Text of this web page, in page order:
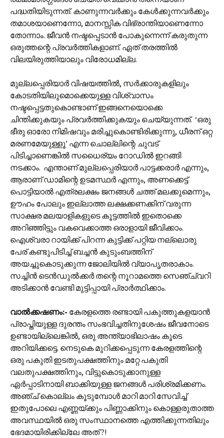
പദ്ധതിയിടുന്നത്. കാണുന്നവർക്കും കേൾക്കുന്നവർക്കും
തമാശയാണെന്നോ, മാനസ്സിക വിഭ്രാന്തിയാണെന്നോ
തോന്നാം. ജീവൻ നഷ്ടപ്പെടാൻ പോകുന്നെന്ന് കരുതുന്ന
ഒരുത്തന്റെ പ്രവർത്തികളാണ്. ഏത് തരത്തിൽ
വിലയിരുത്തിയാലും വിരോധമില്ല.
മുല്ലപ്പെരിയാർ വിഷയത്തിൽ, സർക്കാരുകളിലും
കോടതിയിലുമൊക്കെയുള്ള വിശ്വാസം
നഷ്ടപ്പെട്ടതുകൊണ്ടാണ് ഇങ്ങനെയൊക്കെ
ചിന്തിക്കുകയും പ്രവർത്തിക്കുകയും ചെയ്യുന്നത്. ‘ഒരു
ഭീരു ഓരോ നിമിഷവും മരിച്ചുകൊണ്ടിരിക്കുന്നു, ധീരന് ഒറ്റ
മരണമേയുള്ളൂ’ എന്ന ചൊല്ലിന്റെ ചുവട്
പിടിച്ചാണെങ്കിൽ സധൈര്യം റോഡിൽ ഇറങ്ങി
നടക്കാം. എന്താണ് മുല്ലപ്പെരിയാർ പാട്ടക്കരാർ എന്നും,
ആരാണ് ഡാമിന്റെ ഉടമസ്ഥർ എന്നും, അണക്കെട്ട്
പൊട്ടിയാൽ എത്രലക്ഷം ജനങ്ങൾ ചത്ത് മലക്കുമെന്നും,
ഊഹം പോലും ഇല്ലാത്ത ലക്ഷക്കണക്കിന് വരുന്ന
സാക്ഷര മലയാളികളുടെ കൂട്ടത്തിൽ ഇതൊക്കെ
അറിഞ്ഞിട്ടും വകവെക്കാത്ത ഒരാളായി ജീവിക്കാം.
ഐശ്വരാ റായിക്ക് പിറന്ന കുട്ടിക്ക് പറ്റിയ നല്ലൊരു
പേര് കണ്ടുപിടിച്ച് ബച്ചൻ കുടുംബത്തിന്
അയച്ചുകൊടുക്കുന്ന ജോലിയിൽ വ്യാപൃതരാകാം.
സച്ചിൻ ടെൻഡുൽക്കർ തന്റെ നൂറാമത്തെ സെഞ്ച്വറി
അടിക്കാൻ വേണ്ടി മുട്ടിപ്പായി പ്രാർത്ഥിക്കാം.
വാൽക്കഷണം:‌- കേരളത്തെ രണ്ടായി പകുത്തുകളയാൻ
പ്രാപ്തിയുള്ള ദുരന്തം സംഭവിച്ചതിനുശേഷം ജീവനോടെ
ഉണ്ടായില്ലെങ്കിൽ, ഒരു അന്ത്യാഭിലാഷം കൂടെ
അറിയിക്കട്ടെ. നെടുകെ മുറിക്കപ്പെടുന്ന കേരളത്തിന്റെ
ഒരു പകുതി ഇടതുപക്ഷത്തിനും മറ്റേ പകുതി
വലതുപക്ഷത്തിനും, വിട്ടുകൊടുക്കാനുള്ള
ഏർപ്പാടിനായി ബാക്കിയുള്ള ജനങ്ങൾ പരിശ്രമിക്കണം.
അഞ്ച് കൊല്ലം കൂടുമ്പോൾ മാറി മാറി സേവിച്ച്
ഇതുപോലെ എണ്ണയ്ക്കും പിണ്ണാക്കിനും കൊള്ളരുതാത്ത
അവസ്ഥയിൽ ഒരു സംസ്ഥാനത്തെ എത്തിക്കുന്നതിലും
ഭേദമായിരിക്കില്ലേ അത് ?!